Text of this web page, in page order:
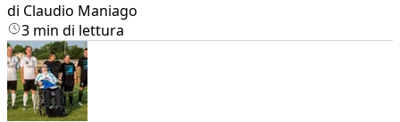
di Claudio Maniago
3 min di lettura